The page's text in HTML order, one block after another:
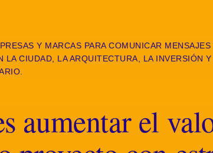
Y MARCAS PARA COMUNICAR MENSAJES
LA CIUDAD, LA ARQUITECTURA, LA INVERSIÓN Y
aumentar el